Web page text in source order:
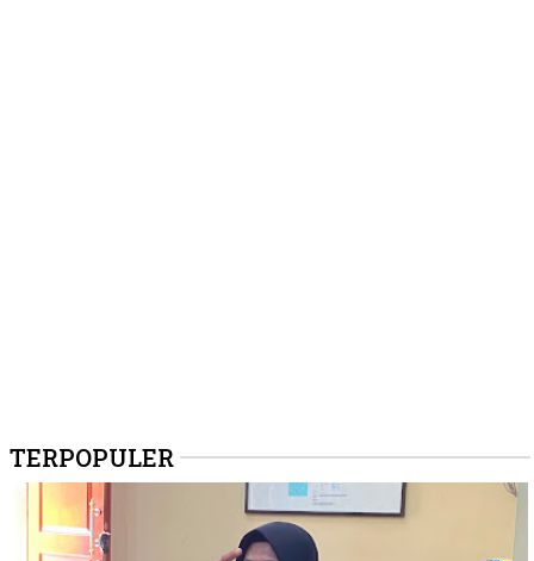
TERPOPULER